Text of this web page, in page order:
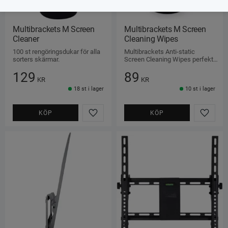
Multibrackets M Screen
Cleaner
100 st rengöringsdukar för alla
sorters skärmar.
129 KR
Lägg till i favoriter
18 st i lager
KÖP
Multibrackets M Screen
Cleaning Wipes
Multibrackets Anti-static
Screen Cleaning Wipes perfekt
har på kontoret eller hemma.
89 KR
Lägg
10 st i lager
KÖP